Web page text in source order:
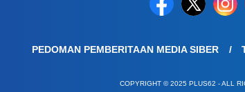
PEDOMAN PEMBERITAAN MEDIA SIBER
COPYRIGHT © 2025 PLUS62 - ALL